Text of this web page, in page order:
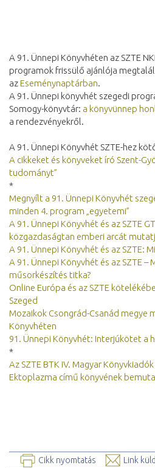
A 91. Ünnepi Könyvhéten az SZTE
programok frissülő ajánlója
azEseménynaptárban.
A 91. Ünnepi könyvhét szegedi
Somogy-könyvtár: a könyvünnep
a rendezvényekről.
A 91. Ünnepi Könyvhét SZTE-hez
A cikkeket és könyveket író Szent-
tudományt”
*
Megnyílt a 91. Ünnepi Könyvhét
minden 4. program „egyetemi”
A 91. Ünnepi Könyvhét és az SZTE
közgazdaságtan emberi arcát
A 91. Ünnepi Könyvhét és az SZTE:
A 91. Ünnepi Könyvhét és az SZTE –
műsorkészítés titka?
Online Európa és az SZTE
Szeged
Mozaikok Csongrád-Csanád megye
Könyvhéten
91. Ünnepi Könyvhét: Interjúkötet a
*
Az SZTE BTK IV. Magyar
Ektoplazma című könyvének
Cikk nyomtatás Link